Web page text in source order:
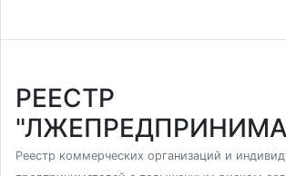
РЕЕСТР
Реестр коммерческих организаций и